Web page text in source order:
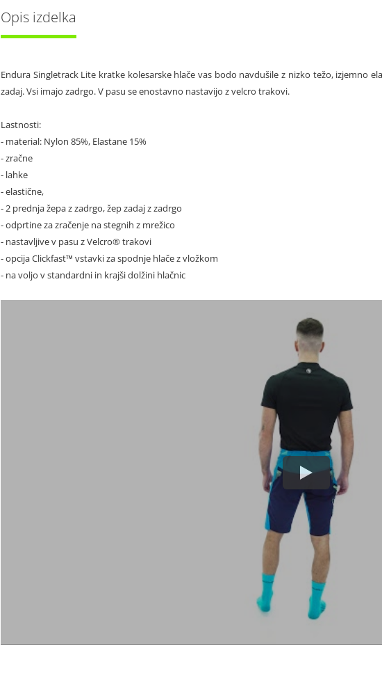
Opis izdelka
Endura Singletrack Lite kratke kolesarske hlače vas bodo navdušile z nizko težo, izjemno
zadaj. Vsi imajo zadrgo. V pasu se enostavno nastavijo z velcro trakovi.
Lastnosti:
- material: Nylon 85%, Elastane 15%
- zračne
- lahke
- elastične,
- 2 prednja žepa z zadrgo, žep zadaj z zadrgo
- odprtine za zračenje na stegnih z mrežico
- nastavljive v pasu z Velcro® trakovi
- opcija Clickfast™ vstavki za spodnje hlače z vložkom
- na voljo v standardni in krajši dolžini hlačnic